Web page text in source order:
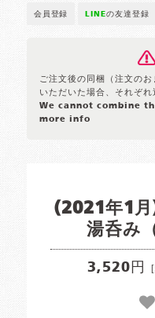
会員登録 LINEの友達登録
ご注文後の同梱（注文の
いただいた場合、それぞれ
We cannot combine
more info
(2021年1
湯呑み
3,520円